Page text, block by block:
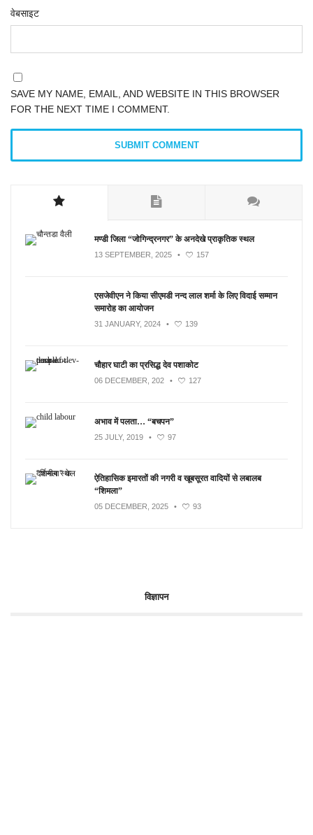
वेबसाइट
SAVE MY NAME, EMAIL, AND WEBSITE IN THIS BROWSER
FOR THE NEXT TIME I COMMENT.
मण्डी जिला “जोगिन्द्रनगर” के अनदेखे प्राकृतिक स्थल
13 SEPTEMBER, 2025 • 157
एसजेवीएन ने किया सीएमडी नन्‍द लाल शर्मा के लिए विदाई सम्मान
समारोह का आयोजन
31 JANUARY, 2024 • 139
चौहार घाटी का प्रसिद्ध देव पशाकोट
06 DECEMBER, 202 • 127
अभाव में पलता… “बचपन”
25 JULY, 2019 • 97
ऐतिहासिक इमारतों की नगरी व खूबसूरत वादियों से लबालब
“शिमला”
05 DECEMBER, 2025 • 93
विज्ञापन